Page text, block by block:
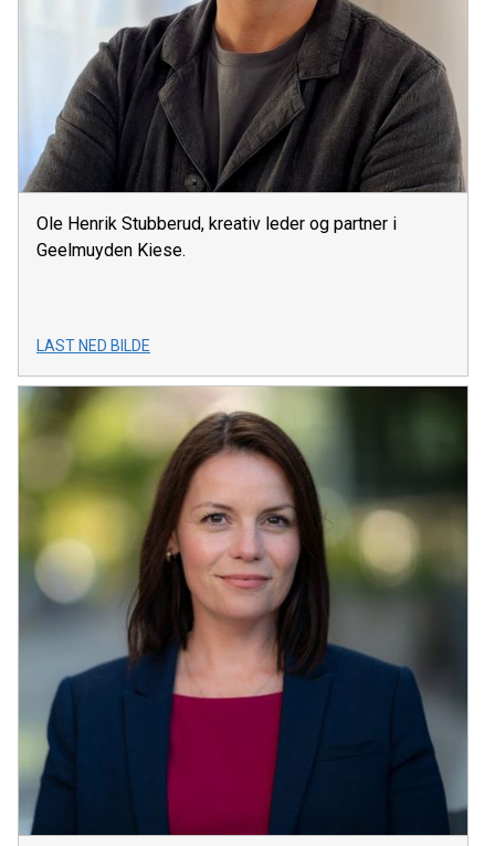
Ole Henrik Stubberud, kreativ leder og partner i
Geelmuyden Kiese.
LAST NED BILDE